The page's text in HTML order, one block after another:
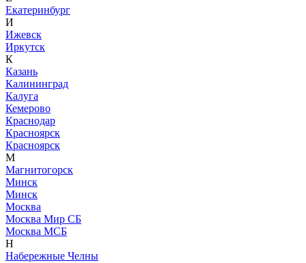
Екатеринбург
И
Ижевск
Иркутск
К
Казань
Калининград
Калуга
Кемерово
Краснодар
Красноярск
Красноярск
М
Магнитогорск
Минск
Минск
Москва
Москва Мир СБ
Москва МСБ
Н
Набережные Челны